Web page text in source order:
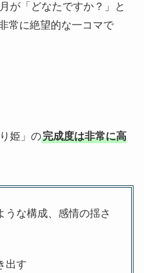
が「どなたですか？」と
常に絶望的な一コマで
姫」の完成度は非常に高
うな構成、感情の揺さ
出す